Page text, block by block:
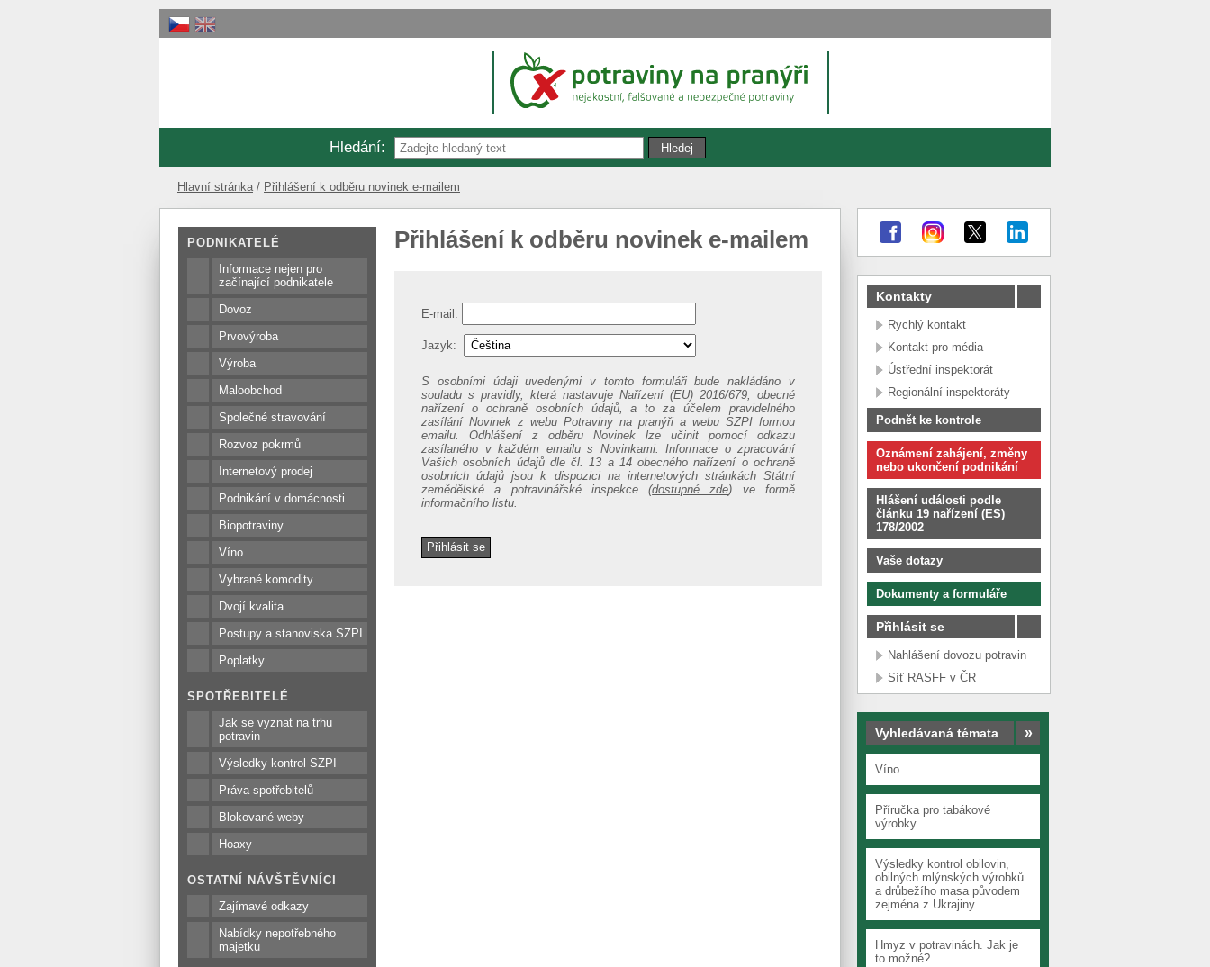
Hledání:
Hlavní stránka Přihlášení k odběru novinek e-mailem
PODNIKATELÉ
Informace nejen pro
začínající podnikatele
Dovoz
Prvovýroba
Výroba
Maloobchod
Společné stravování
Rozvoz pokrmů
Internetový prodej
Podnikání v domácnosti
Biopotraviny
Víno
Vybrané komodity
Dvojí kvalita
Postupy a stanoviska SZPI
Poplatky
SPOTŘEBITELÉ
Jak se vyznat na trhu
potravin
Výsledky kontrol SZPI
Práva spotřebitelů
Blokované weby
Hoaxy
OSTATNÍ NÁVŠTĚVNÍCI
Zajímavé odkazy
Nabídky nepotřebného
majetku
Přihlášení k odběru novinek e-mailem
Kontakty
Rychlý kontakt
Kontakt pro média
Ústřední inspektorát
Regionální inspektoráty
Podnět ke kontrole
Oznámení zahájení, změny
nebo ukončení podnikání
Hlášení události podle
článku 19 nařízení (ES)
178/2002
Vaše dotazy
Dokumenty a formuláře
Přihlásit se
Nahlášení dovozu potravin
Síť RASFF v ČR
Vyhledávaná témata »
Víno
Příručka pro tabákové
výrobky
Výsledky kontrol obilovin,
obilných mlýnských výrobků
a drůbežího masa původem
zejména z Ukrajiny
Hmyz v potravinách. Jak je
to možné?